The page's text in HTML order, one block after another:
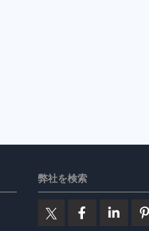
弊社を検索